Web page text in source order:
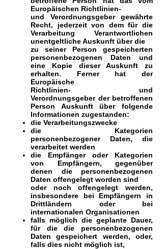
Europäischen Richtlinien-
und Verordnungsgeber gewährte
Recht, jederzeit von dem für die
Verarbeitung Verantwortlichen
unentgeltliche Auskunft über die
zu seiner Person gespeicherten
personenbezogenen Daten und
eine Kopie dieser Auskunft zu
erhalten. Ferner hat der
Europäische
Richtlinien- und
Verordnungsgeber der betroffenen
Person Auskunft über folgende
Informationen zugestanden:
die Verarbeitungszwecke
die Kategorien
personenbezogener Daten, die
verarbeitet werden
die Empfänger oder Kategorien
von Empfängern, gegenüber
denen die personenbezogenen
Daten offengelegt worden sind
oder noch offengelegt werden,
insbesondere bei Empfängern in
Drittländern oder bei
internationalen Organisationen
falls möglich die geplante Dauer,
für die die personenbezogenen
Daten gespeichert werden, oder,
falls dies nicht möglich ist,